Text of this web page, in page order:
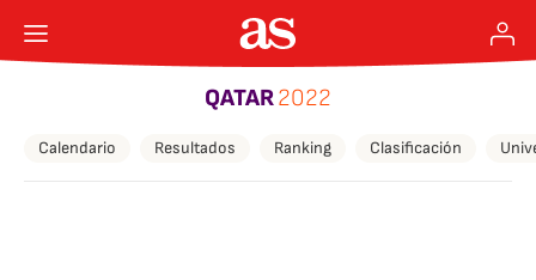
QATAR2022
Calendario Resultados Ranking Clasificación